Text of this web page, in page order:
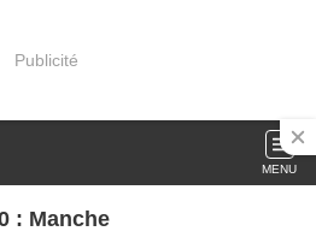
Publicité
MENU
le blog alternative 50 : Manche